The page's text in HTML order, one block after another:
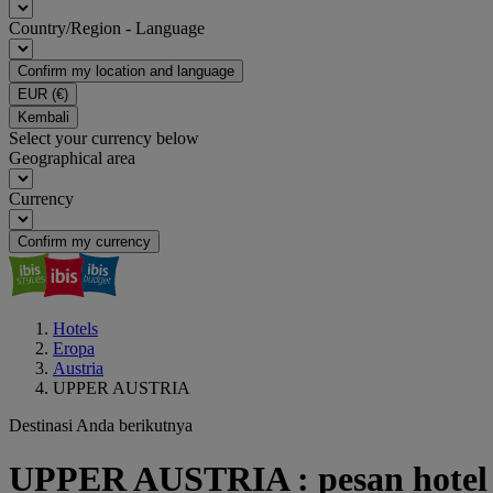
Country/Region - Language
Confirm my location and language
EUR (€)
Kembali
Select your currency below
Geographical area
Currency
Confirm my currency
Hotels
Eropa
Austria
UPPER AUSTRIA
Destinasi Anda berikutnya
UPPER AUSTRIA : pesan